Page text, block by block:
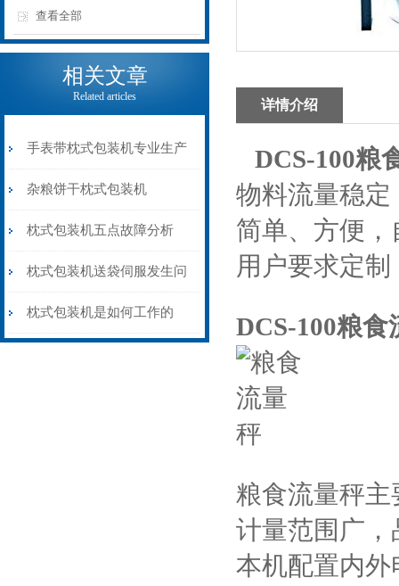
查看全部
相关文章
Related articles
手表带枕式包装机专业生产
杂粮饼干枕式包装机
枕式包装机五点故障分析
枕式包装机送袋伺服发生问
题时该如何解决
枕式包装机是如何工作的
详情介绍
DCS-100粮
物料流量稳
简单、方便
用户要求定
DCS-100粮食
粮食流量秤主
计量范围广
本机配置内